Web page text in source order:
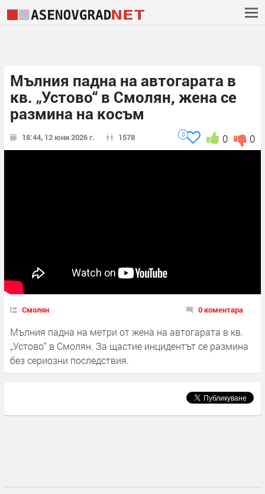
Мълния падна на автогарата в
кв. „Устово“ в Смолян, жена се
размина на косъм
18:44, 12 юни 2026 г. 1578 0
0
0
Смолян 0 коментара
Мълния падна на метри от жена на автогарата в кв.
„Устово“ в Смолян. За щастие инцидентът се размина
без сериозни последствия.